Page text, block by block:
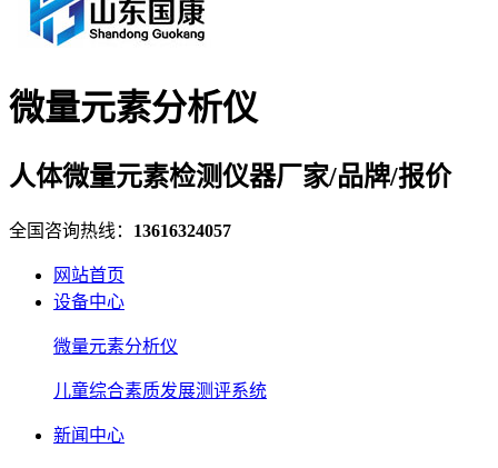
微量元素分析仪
人体微量元素检测仪器厂家/品牌/报价
全国咨询热线： 13616324057
网站首页
设备中心
微量元素分析仪
儿童综合素质发展测评系统
新闻中心